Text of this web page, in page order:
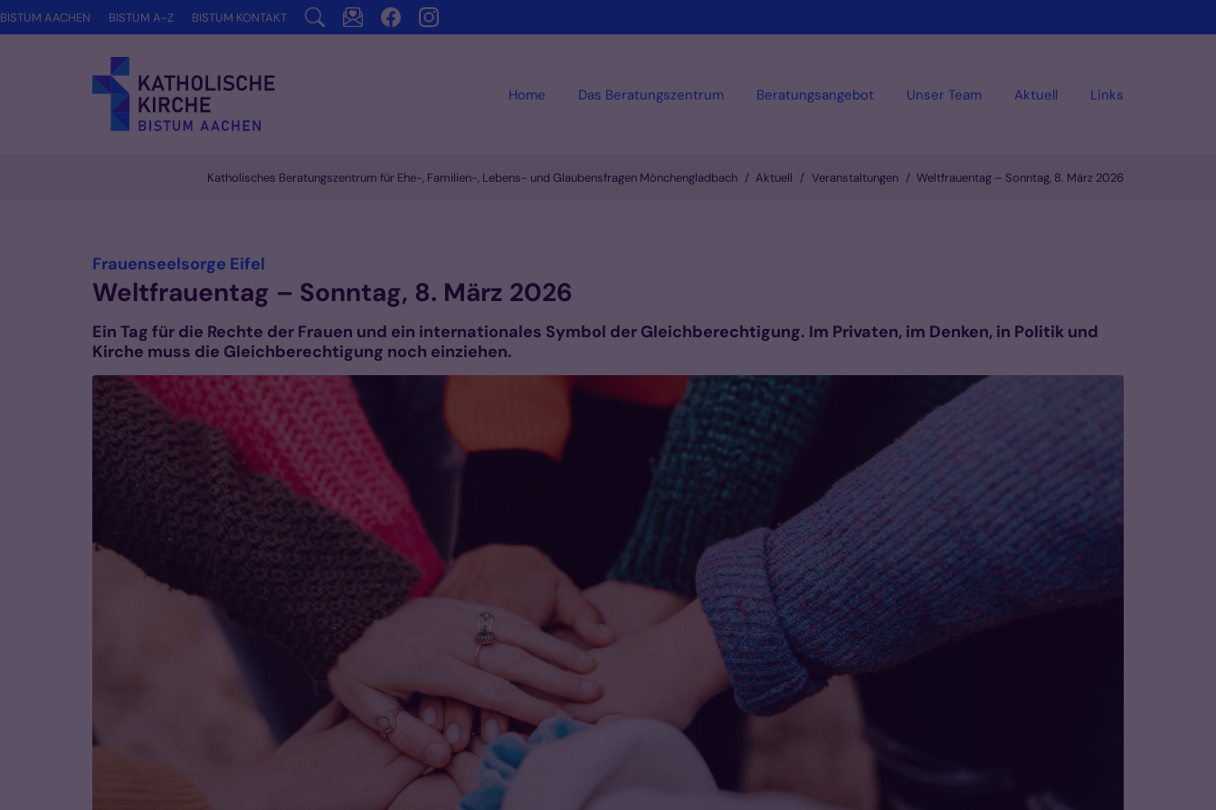
Zum Inhalt springen
Home Das Beratungszentrum Beratungsangebot Unser Team Aktuell Links
BISTUM AACHEN BISTUM A-Z BISTUM KONTAKT
Katholisches Beratungszentrum für Ehe-, Familien-, Lebens- und Glaubensfragen Mönchengladbach Aktuell Veranstaltungen Weltfrauentag – Sonntag, 8. März 2026
Frauenseelsorge Eifel
Weltfrauentag – Sonntag, 8. März 2026
Ein Tag für die Rechte der Frauen und ein internationales Symbol der Gleichberechtigung. Im Privaten, im Denken, in Politik und
Kirche muss die Gleichberechtigung noch einziehen.